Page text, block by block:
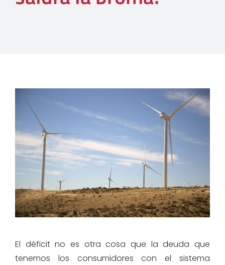
El déficit no es otra cosa que la deuda que
tenemos los consumidores con el sistema